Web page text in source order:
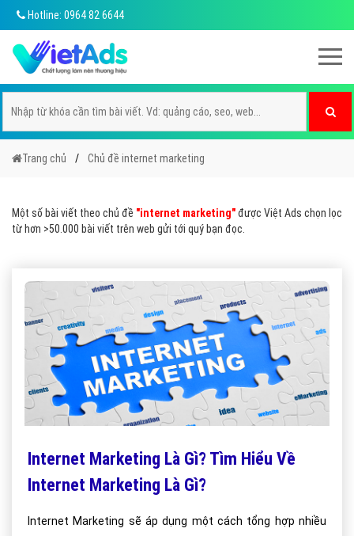
Hotline: 0964 82 6644
Trang chủ Chủ đề internet marketing
Một số bài viết theo chủ đề "internet marketing"được Việt Ads chọn lọc
từ hơn >50.000 bài viết trên web gửi tới quý bạn đọc.
Internet Marketing Là Gì? Tìm Hiểu Về
Internet Marketing Là Gì?
Internet Marketing sẽ áp dụng một cách tổng hợp nhiều